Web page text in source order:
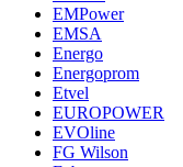
EMPower
EMSA
Energo
Energoprom
Etvel
EUROPOWER
EVOline
FG Wilson